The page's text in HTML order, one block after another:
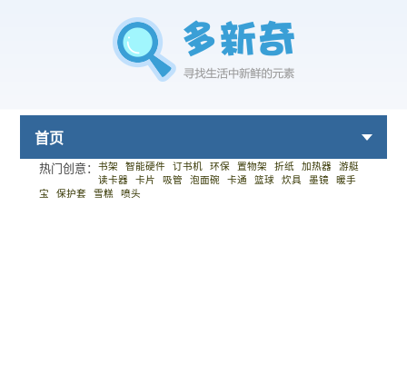
首页
热门创意： 书架 智能硬件 订书机 环保 置物架 折纸 加热器
游艇
读卡器
卡片 吸管 泡面碗 卡通 篮球 炊具 墨镜
暖手
宝
保护套 雪糕 喷头